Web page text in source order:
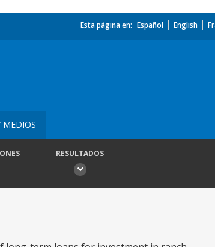
Esta página en: Español English
MEDIOS
RESULTADOS